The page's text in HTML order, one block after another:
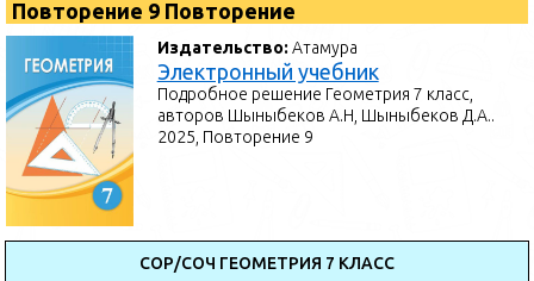
Повторение 9 Повторение
Издательство:Атамура
Электронный учебник
Подробное решение Геометрия 7 класс,
авторов Шыныбеков А.Н, Шыныбеков Д.А..
2025, Повторение 9
СОР/СОЧ ГЕОМЕТРИЯ 7 КЛАСС